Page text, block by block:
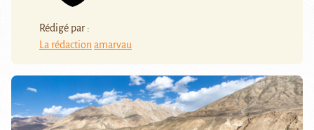
Rédigé par :
La rédaction amarvau